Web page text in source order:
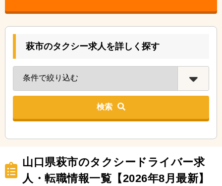
萩市のタクシー求人を詳しく探す
検索
山口県萩市のタクシードライバー求
人・転職情報一覧【2026年8月最新】